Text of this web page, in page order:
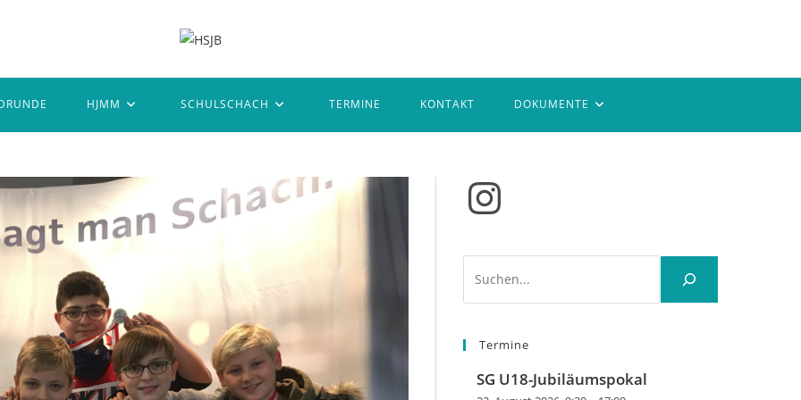
HJMM SCHULSCHACH TERMINE KONTAKT DOKUMENTE
Instagram
Termine
SG U18-Jubiläumspokal